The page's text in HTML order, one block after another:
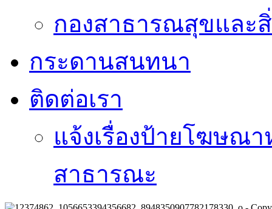
กองสาธารณสุขและ
กระดานสนทนา
ติดต่อเรา
แจ้งเรื่องป้ายโฆษณ
สาธารณะ